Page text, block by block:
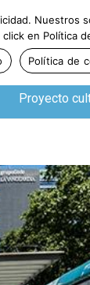
Proyecto
en Política
Política de